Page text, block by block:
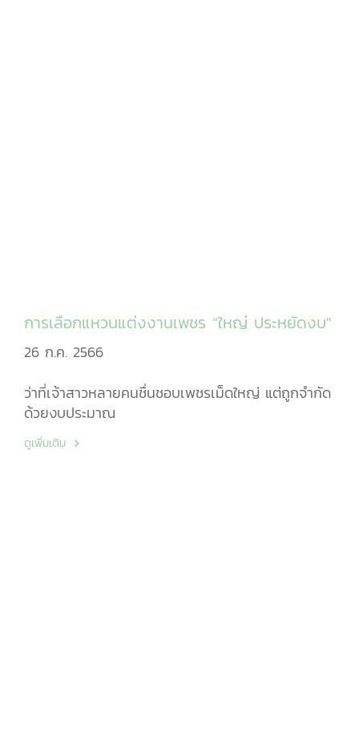
การเลือกแหวนแต่งงานเพชร “ใหญ่ ประหยัดงบ"
26 ก.ค. 2566
ว่าที่เจ้าสาวหลายคนชื่นชอบเพชรเม็ดใหญ่ แต่ถูกจำกัด
ด้วยงบประมาณ
ดูเพิ่มเติม